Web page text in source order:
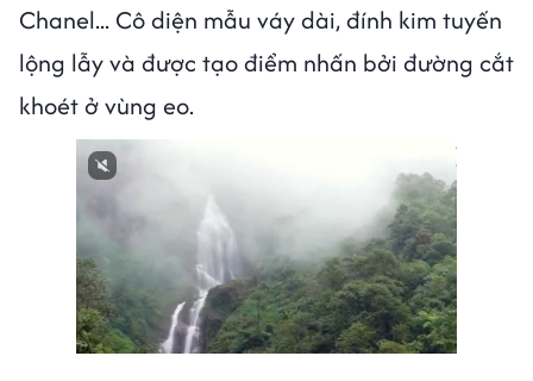
Chanel... Cô diện mẫu váy dài, đính kim tuyến
lộng lẫy và được tạo điểm nhấn bởi đường cắt
khoét ở vùng eo.
Next video in 1 Cancel